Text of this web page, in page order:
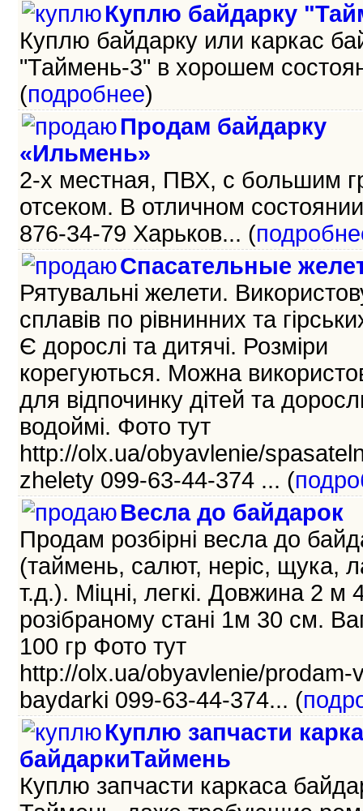
Куплю байдарку
Куплю байдарку или каркас
"Таймень-3" в хорошем
(подробнее)
Продам байдарку
«Ильмень»
2-х местная, ПВХ, с большим
отсеком. В отличном
876-34-79 Харьков... (
Спасательные
Рятувальні желети.
сплавів по рівнинних та
Є дорослі та дитячі. Розміри
корегуються. Можна
для відпочинку дітей та
водоймі. Фото тут
http://olx.ua/obyavlenie/
zhelety 099-63-44-374 ... (
Весла до байдарок
Продам розбірні весла до
(таймень, салют, неріс, щука,
т.д.). Міцні, легкі. Довжина 2 м
розібраному стані 1м 30 см.
100 гр Фото тут
http://olx.ua/obyavlenie/prodam-
baydarki 099-63-44-374... (
Куплю запчасти
байдаркиТаймень
Куплю запчасти каркаса